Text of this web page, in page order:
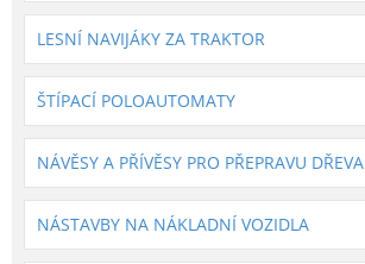
LESNÍ NAVIJÁKY ZA TRAKTOR
ŠTÍPACÍ POLOAUTOMATY
NÁVĚSY A PŘÍVĚSY PRO PŘEPRAVU DŘEVA
NÁSTAVBY NA NÁKLADNÍ VOZIDLA